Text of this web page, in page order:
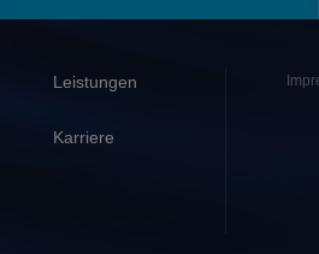
Leistungen
Karriere